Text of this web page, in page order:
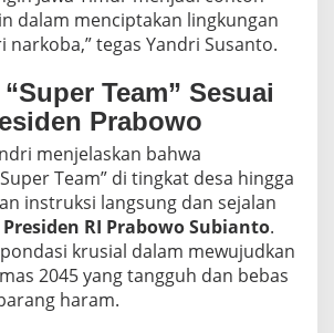
dalam menciptakan lingkungan
narkoba,” tegas Yandri Susanto.
Team” Sesuai
Prabowo
menjelaskan bahwa
Team” di tingkat desa hingga
instruksi langsung dan sejalan
Presiden RI Prabowo Subianto.
krusial dalam mewujudkan
2045 yang tangguh dan bebas
haram.